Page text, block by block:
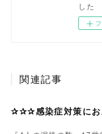
した
関連記事
✰✰✰感染症対策に